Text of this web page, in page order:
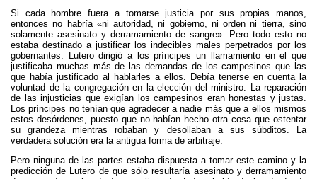
Si cada hombre fuera a tomarse justicia por sus propias manos,
entonces no habría «ni autoridad, ni gobierno, ni orden ni tierra, sino
solamente asesinato y derramamiento de sangre». Pero todo esto no
estaba destinado a justificar los indecibles males perpetrados por los
gobernantes. Lutero dirigió a los príncipes un llamamiento en el que
justificaba muchas más de las demandas de los campesinos que las
que había justificado al hablarles a ellos. Debía tenerse en cuenta la
voluntad de la congregación en la elección del ministro. La reparación
de las injusticias que exigían los campesinos eran honestas y justas.
Los príncipes no tenían que agradecer a nadie más que a ellos mismos
estos desórdenes, puesto que no habían hecho otra cosa que ostentar
su grandeza mientras robaban y desollaban a sus súbditos. La
verdadera solución era la antigua forma de arbitraje.
Pero ninguna de las partes estaba dispuesta a tomar este camino y la
predicción de Lutero de que sólo resultaría asesinato y derramamiento